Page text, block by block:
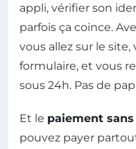
appli, vérifier son
parfois ça coince.
vous allez sur le
formulaire, et vous
sous 24h. Pas de
Et le paiement
pouvez payer